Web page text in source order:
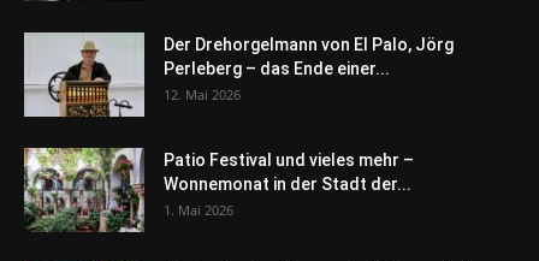
Der Drehorgelmann von El Palo, Jörg
Perleberg – das Ende einer...
12. Mai 2026
Patio Festival und vieles mehr –
Wonnemonat in der Stadt der...
1. Mai 2026